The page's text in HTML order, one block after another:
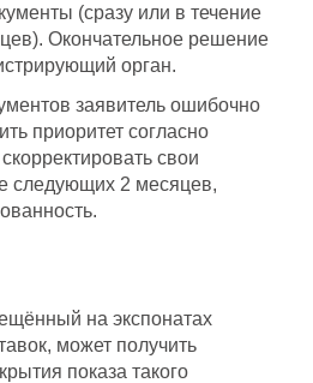
(сразу или в течение
Окончательное решение
орган.
заявитель ошибочно
приоритет согласно
свои
следующих 2 месяцев,
на экспонатах
может получить
показа такого